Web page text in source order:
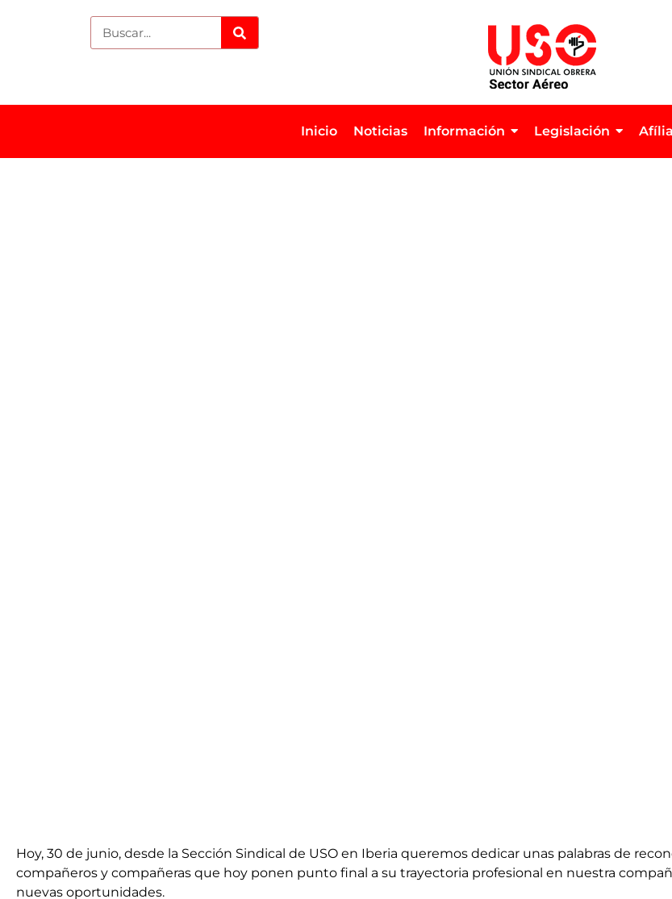
Inicio Noticias Información Legislación
Hoy, 30 de junio, desde la Sección Sindical de USO en Iberia queremos dedicar unas palabras de
compañeros y compañeras que hoy ponen punto final a su trayectoria profesional en nuestra
nuevas oportunidades.